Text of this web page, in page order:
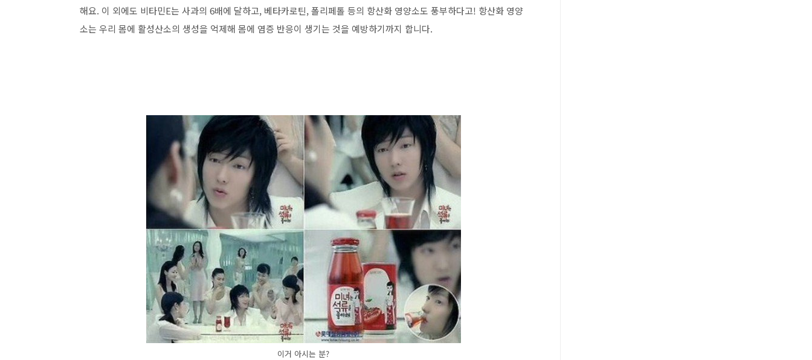
해요. 이 외에도 비타민E는 사과의 6배에 달하고, 베타카로틴, 폴리페톨 등의 항산화 영양소도 풍부하다고! 항산화 영양
소는 우리 몸에 활성산소의 생성을 억제해 몸에 염증 반응이 생기는 것을 예방하기까지 합니다.
이거 아시는 분?